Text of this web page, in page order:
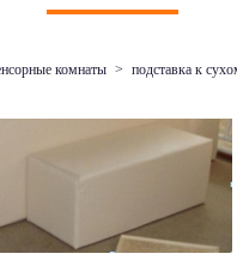
комнаты > подставка к